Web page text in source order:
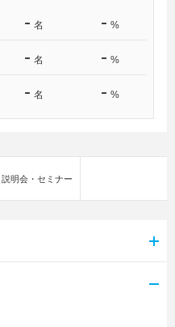
- 名 - %
- 名 - %
- 名 - %
説明会・セミナー